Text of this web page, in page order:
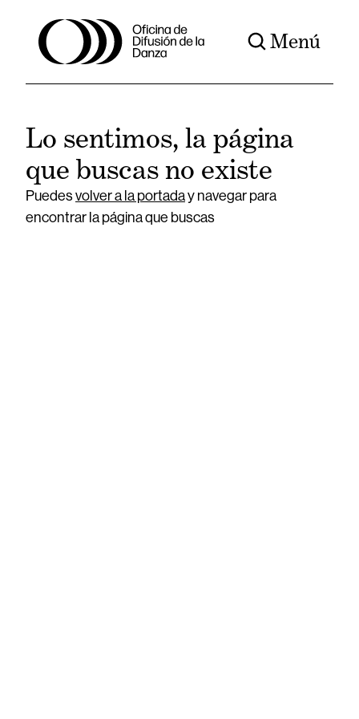
Menú
Lo sentimos, la página
que buscas no existe
Puedesvolver a la portaday navegar para
encontrar la página que buscas